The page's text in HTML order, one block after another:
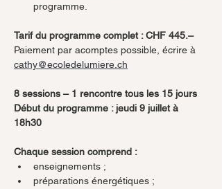
programme.
Tarif du programme complet : CHF 445.–
Paiement par acomptes possible, écrire à
cathy@ecoledelumiere.ch
8 sessions – 1 rencontre tous les 15 jours
Début du programme : jeudi 9 juillet à
18h30
Chaque session comprend :
enseignements ;
préparations énergétiques ;